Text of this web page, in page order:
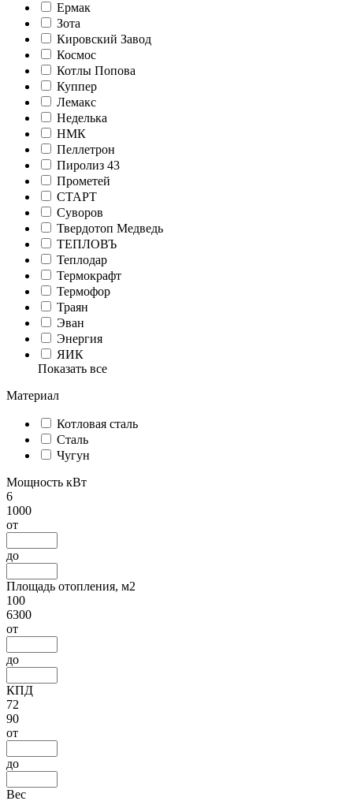
Ермак
Зота
Кировский Завод
Космос
Котлы Попова
Куппер
Лемакс
Неделька
НМК
Пеллетрон
Пиролиз 43
Прометей
СТАРТ
Суворов
Твердотоп Медведь
ТЕПЛОВЪ
Теплодар
Термокрафт
Термофор
Траян
Эван
Энергия
ЯИК
Показать все
Материал
Котловая сталь
Сталь
Чугун
Мощность кВт
6
1000
от
до
Площадь отопления, м2
100
6300
от
до
КПД
72
90
от
до
Вес